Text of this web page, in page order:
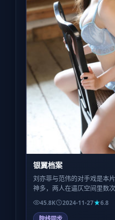
银翼档案
刘亦菲与范伟的对手戏是本
神多，两人在逼仄空间里数
在称量「信任还剩几克」。
45.8K 2024-11-27
6.8